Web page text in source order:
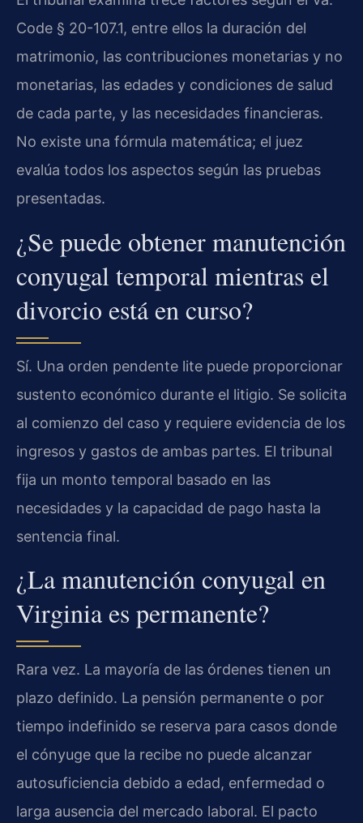
Code § 20-107.1, entre ellos la duración del
matrimonio, las contribuciones monetarias y no
monetarias, las edades y condiciones de salud
de cada parte, y las necesidades financieras.
No existe una fórmula matemática; el juez
evalúa todos los aspectos según las pruebas
presentadas.
¿Se puede obtener manutención
conyugal temporal mientras el
divorcio está en curso?
Sí. Una orden pendente lite puede proporcionar
sustento económico durante el litigio. Se solicita
al comienzo del caso y requiere evidencia de los
ingresos y gastos de ambas partes. El tribunal
fija un monto temporal basado en las
necesidades y la capacidad de pago hasta la
sentencia final.
¿La manutención conyugal en
Virginia es permanente?
Rara vez. La mayoría de las órdenes tienen un
plazo definido. La pensión permanente o por
tiempo indefinido se reserva para casos donde
el cónyuge que la recibe no puede alcanzar
autosuficiencia debido a edad, enfermedad o
larga ausencia del mercado laboral. El pacto